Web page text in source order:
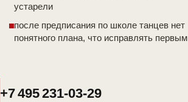
устарели
после предписания по школе танцев нет
понятного плана, что исправлять первым
+7 495 231-03-29